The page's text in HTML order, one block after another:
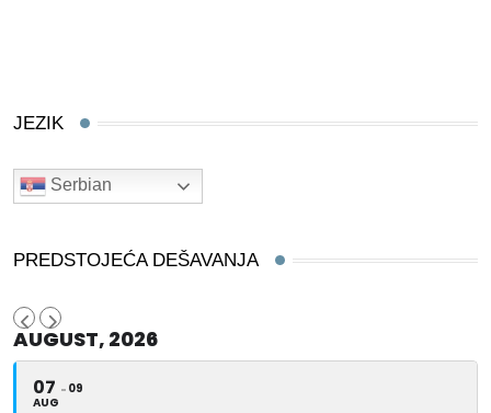
JEZIK
Serbian
PREDSTOJEĆA DEŠAVANJA
AUGUST, 2026
07
AUG
09